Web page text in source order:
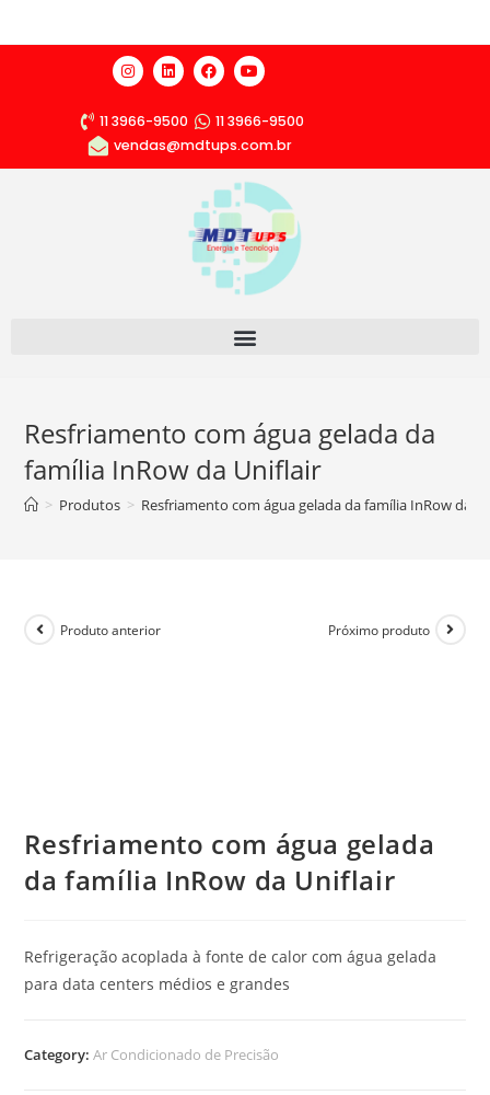
11 3966-9500
11 3966-9500
vendas@mdtups.com.br
Resfriamento com água gelada da
família InRow da Uniflair
> Produtos > Resfriamento com água gelada da família InRow da
Produto anterior Próximo produto
Resfriamento com água gelada
da família InRow da Uniflair
Refrigeração acoplada à fonte de calor com água gelada
para data centers médios e grandes
Category:Ar Condicionado de Precisão